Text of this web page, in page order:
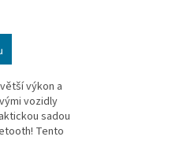
výkon a
vozidly
sadou
Tento